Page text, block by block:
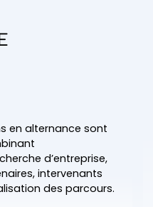
en alternance sont
d’entreprise,
intervenants
des parcours.